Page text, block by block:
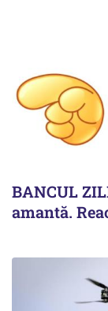
BANCUL
amantă.